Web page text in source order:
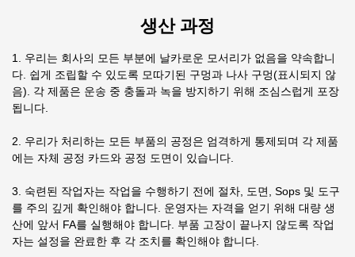
생산 과정
1. 우리는 회사의 모든 부분에 날카로운 모서리가 없음을 약속합니
다. 쉽게 조립할 수 있도록 모따기된 구멍과 나사 구멍(표시되지 않
음). 각 제품은 운송 중 충돌과 녹을 방지하기 위해 조심스럽게 포장
됩니다.
2. 우리가 처리하는 모든 부품의 공정은 엄격하게 통제되며 각 제품
에는 자체 공정 카드와 공정 도면이 있습니다.
3. 숙련된 작업자는 작업을 수행하기 전에 절차, 도면, Sops 및 도구
를 주의 깊게 확인해야 합니다. 운영자는 자격을 얻기 위해 대량 생
산에 앞서 FA를 실행해야 합니다. 부품 고장이 끝나지 않도록 작업
자는 설정을 완료한 후 각 조치를 확인해야 합니다.